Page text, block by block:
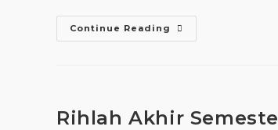
Continue Reading
Rihlah Akhir